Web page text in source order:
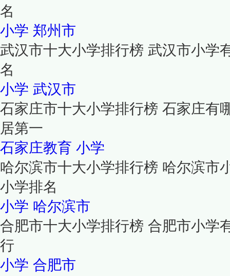
名
小学 郑州市
武汉市十大小学排行榜 武汉市小学
名
小学 武汉市
石家庄市十大小学排行榜 石家庄有
居第一
石家庄教育 小学
哈尔滨市十大小学排行榜 哈尔滨市
小学排名
小学 哈尔滨市
合肥市十大小学排行榜 合肥市小学
行
小学 合肥市